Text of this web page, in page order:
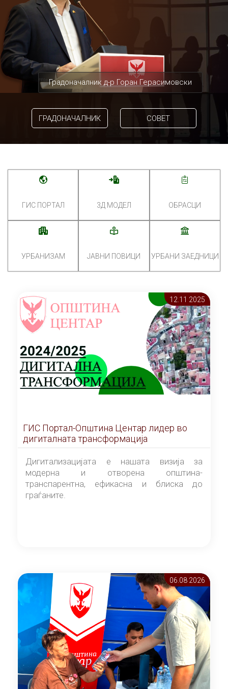
Градоначалник д-р Горан Герасимовски
ГРАДОНАЧАЛНИК СОВЕТ
ГИС ПОРТАЛ 3Д МОДЕЛ ОБРАСЦИ
УРБАНИЗАМ ЈАВНИ ПОВИЦИ УРБАНИ ЗАЕДНИЦИ
12.11 2025
ГИС Портал-Општина Центар лидер во
дигиталната трансформација
Дигитализацијата е нашата визија за
модерна и отворена општина-
транспарентна, ефикасна и блиска до
граѓаните.
06.08 2026